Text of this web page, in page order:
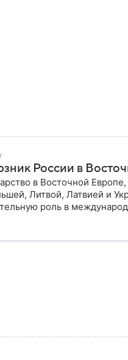
России в
в Восточной
Литвой, Латвией и
роль в
главное о союзной РФ